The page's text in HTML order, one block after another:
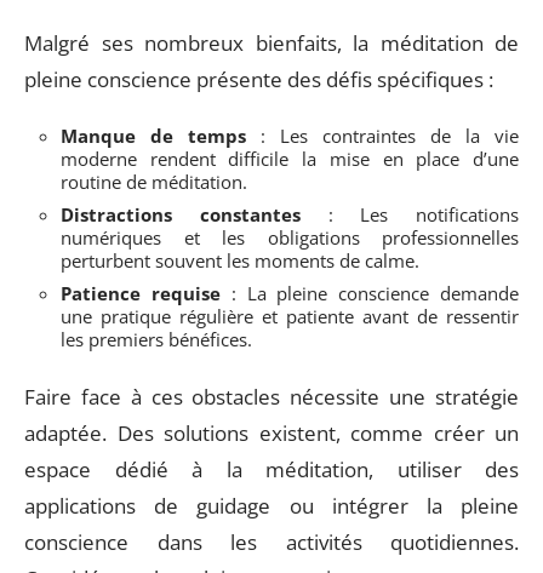
Malgré ses nombreux bienfaits, la méditation de
pleine conscience présente des défis spécifiques :
Manque de temps : Les contraintes de la vie
moderne rendent difficile la mise en place d’une
routine de méditation.
Distractions constantes: Les notifications
numériques et les obligations professionnelles
perturbent souvent les moments de calme.
Patience requise: La pleine conscience demande
une pratique régulière et patiente avant de ressentir
les premiers bénéfices.
Faire face à ces obstacles nécessite une stratégie
adaptée. Des solutions existent, comme créer un
espace dédié à la méditation, utiliser des
applications de guidage ou intégrer la pleine
conscience dans les activités quotidiennes.